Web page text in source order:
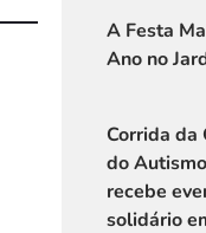
A Festa
Ano no
Corrida da
do
recebe
solidário